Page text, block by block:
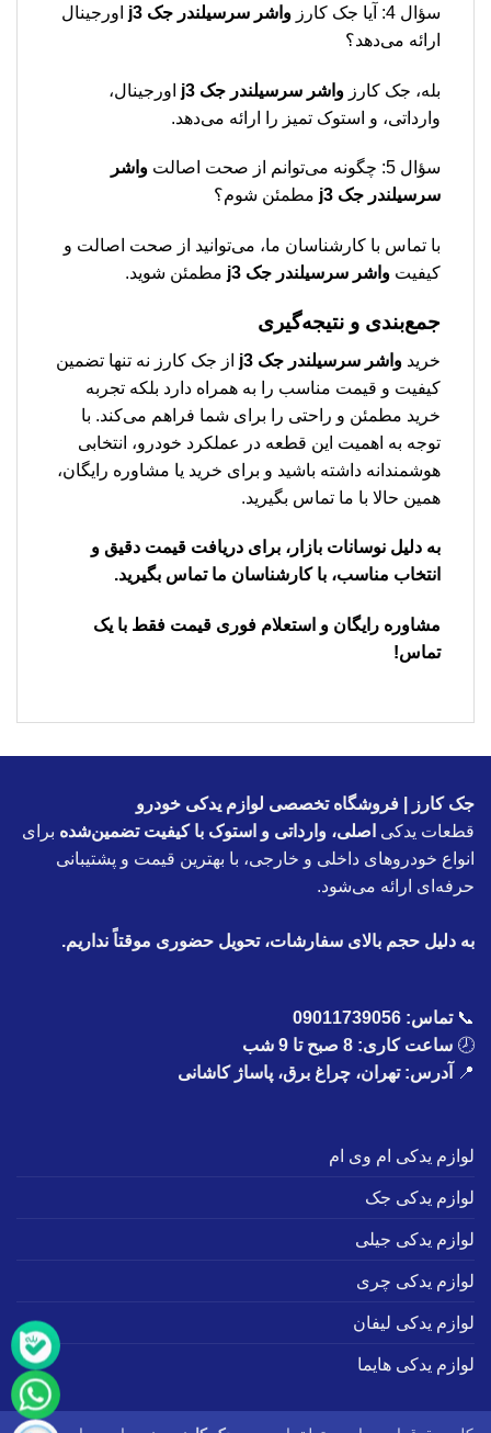
سؤال 4: آیا جک کارز واشر سرسیلندر جک j3
اورجینال
ارائه می‌دهد؟
بله، جک کارز واشر سرسیلندر جک j3
اورجینال،
وارداتی، و استوک تمیز را ارائه می‌دهد.
سؤال 5: چگونه می‌توانم از صحت اصالت
واشر
سرسیلندر جک j3
مطمئن شوم؟
با تماس با کارشناسان ما، می‌توانید از صحت اصالت و
کیفیت واشر سرسیلندر جک j3 مطمئن شوید.
جمع‌بندی و نتیجه‌گیری
خرید واشر سرسیلندر جک j3
از جک کارز نه تنها تضمین
کیفیت و قیمت مناسب را به همراه دارد بلکه تجربه
خرید مطمئن و راحتی را برای شما فراهم می‌کند. با
توجه به اهمیت این قطعه در عملکرد خودرو، انتخابی
هوشمندانه داشته باشید و برای خرید یا مشاوره رایگان،
همین حالا با ما تماس بگیرید.
به دلیل نوسانات بازار، برای دریافت قیمت دقیق و
انتخاب مناسب، با کارشناسان ما تماس بگیرید.
مشاوره رایگان و استعلام فوری قیمت فقط با یک
تماس!
جک کارز | فروشگاه تخصصی لوازم یدکی خودرو
قطعات یدکی اصلی، وارداتی و استوک با کیفیت تضمین‌شده برای
انواع خودروهای داخلی و خارجی، با بهترین قیمت و پشتیبانی
حرفه‌ای ارائه می‌شود.
به دلیل حجم بالای سفارشات، تحویل حضوری موقتاً نداریم.
📞تماس: 09011739056
🕗 ساعت کاری: 8 صبح تا 9 شب
📍
آدرس: تهران، چراغ برق، پاساژ کاشانی
لوازم یدکی ام وی ام
لوازم یدکی جک
لوازم یدکی جیلی
لوازم یدکی چری
لوازم یدکی لیفان
لوازم یدکی هایما